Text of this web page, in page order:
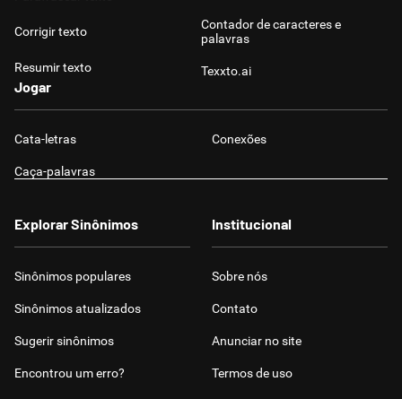
Corrigir texto
Resumir texto
Contador de caracteres e
palavras
Texxto.ai
Jogar
Cata-letras Conexões
Caça-palavras
Explorar Sinônimos
Sinônimos populares
Sinônimos atualizados
Sugerir sinônimos
Encontrou um erro?
Institucional
Sobre nós
Contato
Anunciar no site
Termos de uso